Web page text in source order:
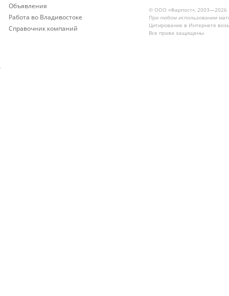
Объявления
Работа во Владивостоке
Справочник компаний
© ООО «Фарпост», 2003—2026
При любом использовании
Цитирование в Интернете
Все права защищены.